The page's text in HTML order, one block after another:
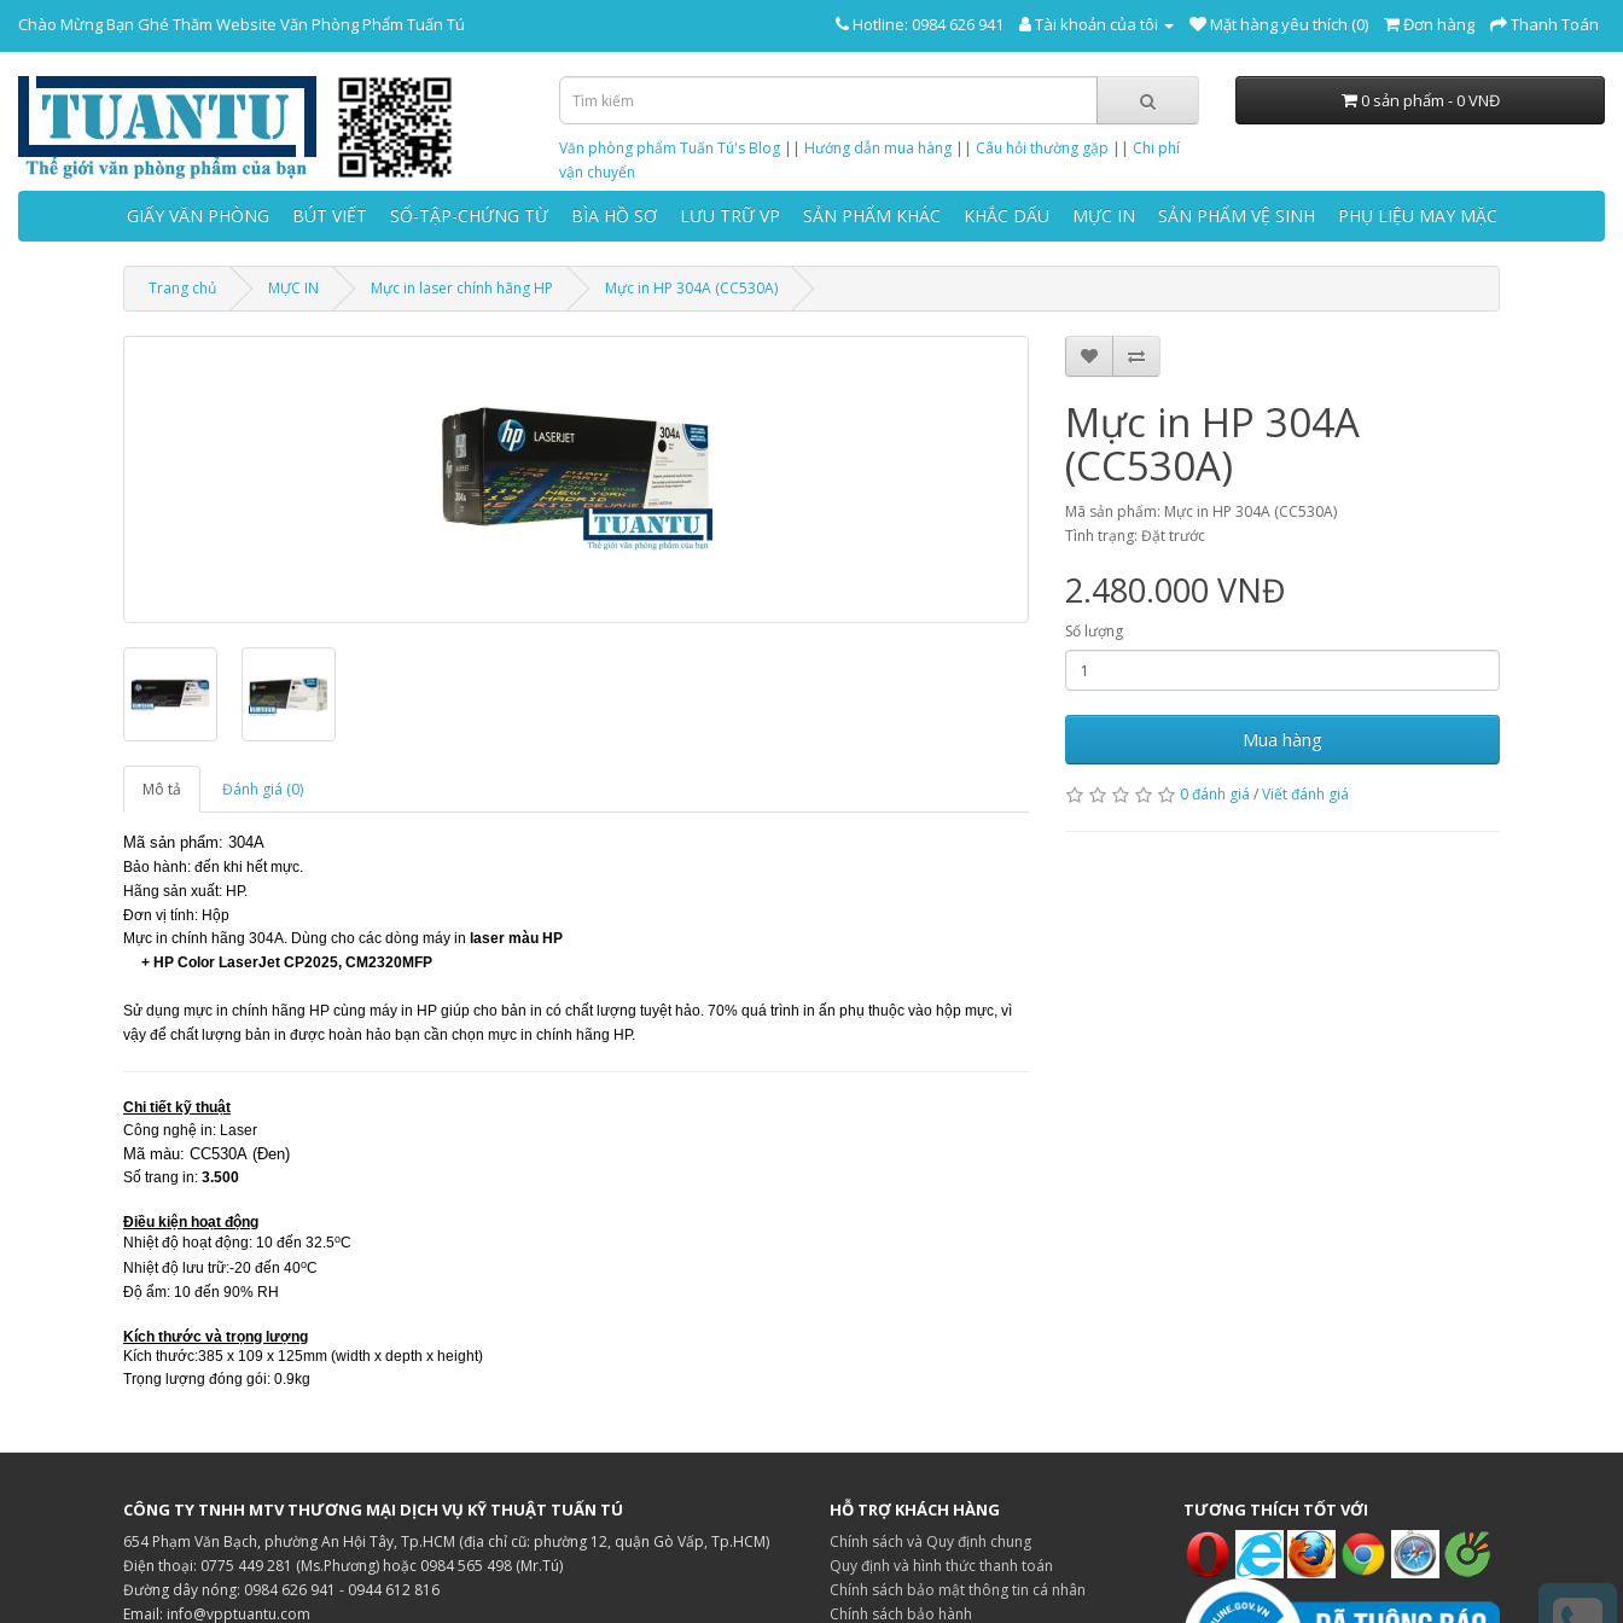
Chào Mừng Bạn Ghé Thăm Website Văn Phòng Phẩm Tuấn Tú Hotline: 0984 626 941 Tài khoản của tôi Mặt hàng yêu thích (0) Đơn hàng Thanh Toán
Văn phòng phẩm Tuấn Tú's Blog || Hướng dẫn mua hàng || Câu hỏi thường gặp || Chi phí
vận chuyển
0 sản phẩm - 0 VNĐ
GIẤY VĂN PHÒNG BÚT VIẾT SỔ-TẬP-CHỨNG TỪ BÌA HỒ SƠ LƯU TRỮ VP SẢN PHẨM KHÁC KHẮC DẤU MỰC IN SẢN PHẨM VỆ SINH PHỤ LIỆU MAY MẶC
Trang chủ MỰC IN Mực in laser chính hãng HP Mực in HP 304A (CC530A)
Mô tả Đánh giá (0)
Mã sản phẩm: 304A
Bảo hành: đến khi hết mực.
Hãng sản xuất: HP.
Đơn vị tính: Hộp
Mực in chính hãng 304A. Dùng cho các dòng máy in laser màu HP
+ HP Color LaserJet CP2025, CM2320MFP
Sử dụng mực in chính hãng HP cùng máy in HP giúp cho bản in có chất lượng tuyệt hảo. 70% quá trình in ấn phụ thuộc vào hộp mực, vì
vậy để chất lượng bản in được hoàn hảo bạn cần chọn mực in chính hãng HP.
Chi tiết kỹ thuật
Công nghệ in: Laser
Mã màu: CC530A (Đen)
Số trang in: 3.500
Điều kiện hoạt động
Nhiệt độ hoạt động: 10 đến 32.5oC
Nhiệt độ lưu trữ:-20 đến 40oC
Độ ẩm: 10 đến 90% RH
Kích thước và trọng lượng
Kích thước:385 x 109 x 125mm (width x depth x height)
Trọng lượng đóng gói: 0.9kg
Mực in HP 304A
(CC530A)
Mã sản phẩm: Mực in HP 304A (CC530A)
Tình trạng: Đặt trước
2.480.000 VNĐ
Số lượng
Mua hàng
0 đánh giá /Viết đánh giá
CÔNG TY TNHH MTV THƯƠNG MẠI DỊCH VỤ KỸ THUẬT TUẤN TÚ
654 Phạm Văn Bạch, phường An Hội Tây, Tp.HCM (địa chỉ cũ: phường 12, quận Gò Vấp, Tp.HCM)
Điện thoại: 0775 449 281 (Ms.Phương) hoặc 0984 565 498 (Mr.Tú)
Đường dây nóng: 0984 626 941 - 0944 612 816
Email: info@vpptuantu.com
HỖ TRỢ KHÁCH HÀNG
Chính sách và Quy định chung
Quy định và hình thức thanh toán
Chính sách bảo mật thông tin cá nhân
Chính sách bảo hành
TƯƠNG THÍCH TỐT VỚI